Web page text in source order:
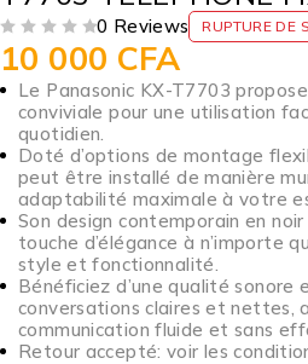
0 Reviews RUPTURE DE
10 000 CFA
Le Panasonic KX-T7703
conviviale pour une utilisation
quotidien.
Doté d’options de montage
peut être installé de manière
adaptabilité maximale à votre
Son design contemporain en
touche d’élégance à n’importe
style et fonctionnalité.
Bénéficiez d’une qualité sonore
conversations claires et nettes,
communication fluide et sans
Retour accepté: voir les